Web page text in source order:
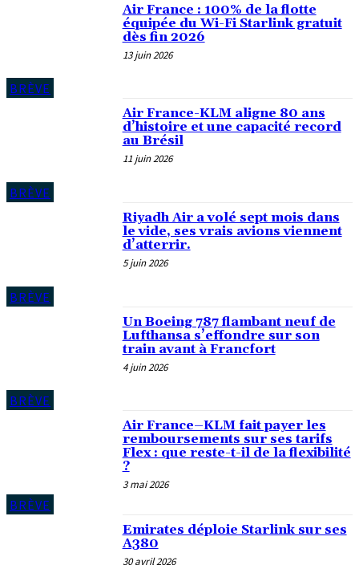
BRÈVE
Air France : 100% de la flotte
équipée du Wi-Fi Starlink gratuit
dès fin 2026
13 juin 2026
BRÈVE
Air France-KLM aligne 80 ans
d’histoire et une capacité record
au Brésil
11 juin 2026
BRÈVE
Riyadh Air a volé sept mois dans
le vide, ses vrais avions viennent
d’atterrir.
5 juin 2026
BRÈVE
Un Boeing 787 flambant neuf de
Lufthansa s’effondre sur son
train avant à Francfort
4 juin 2026
BRÈVE
Air France–KLM fait payer les
remboursements sur ses tarifs
Flex : que reste-t-il de la flexibilité
?
3 mai 2026
Emirates déploie Starlink sur ses
A380
30 avril 2026